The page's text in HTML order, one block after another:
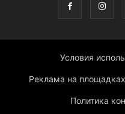
Условия
Реклама на
Политика